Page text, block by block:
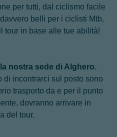
per tutti, dal ciclismo facile
belli per i ciclisti Mtb,
tour in base alle tue abilità!
nostra sede di Alghero.
di incontrarci sul posto sono
trasporto da e per il punto
dovranno arrivare in
del tour.